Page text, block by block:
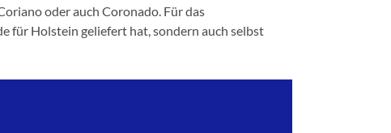
oder auch Coronado. Für das
für Holstein geliefert hat, sondern auch selbst